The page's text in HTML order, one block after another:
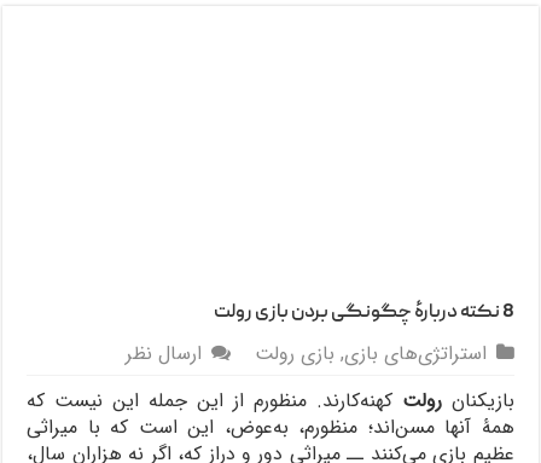
8 نکته دربارۀ چگونگی بردن بازی رولت
استراتژی‌های بازی, بازی رولت
ارسال نظر
بازیکنانرولت کهنه‌کارند. منظورم از این جمله این نیست که
همۀ آنها مسن‌اند؛ منظورم، به‌عوض، این است که با میراثی
عظیم بازی می‌کنند ــ میراثی دور و دراز که، اگر نه هزاران سال،